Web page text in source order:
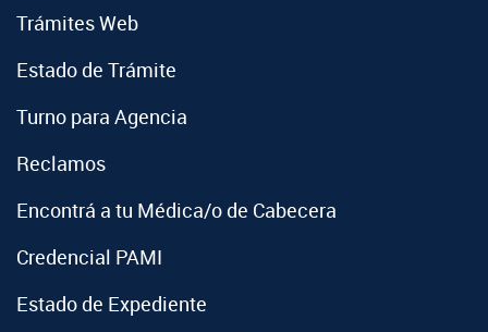
Trámites Web
Estado de Trámite
Turno para Agencia
Reclamos
Encontrá a tu Médica/o de Cabecera
Credencial PAMI
Estado de Expediente